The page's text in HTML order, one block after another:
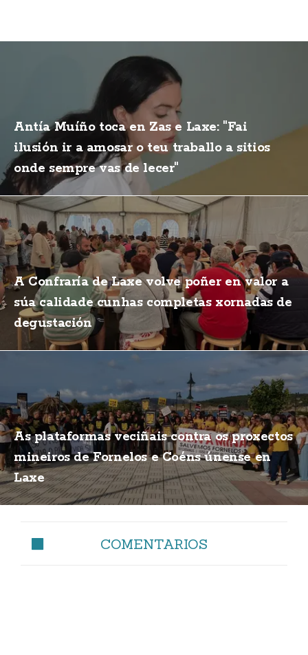
Antía Muíño toca en Zas e Laxe: "Fai
ilusión ir a amosar o teu traballo a sitios
onde sempre vas de lecer"
A Confraría de Laxe volve poñer en valor a
súa calidade cunhas completas xornadas de
degustación
As plataformas veciñais contra os proxectos
mineiros de Fornelos e Coéns únense en
Laxe
COMENTARIOS